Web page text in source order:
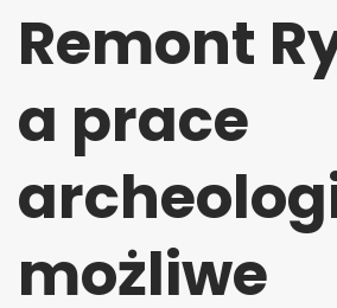
Remont
a prace
możliwe